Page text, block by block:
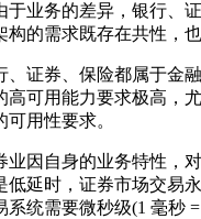
于业务的差异，银行、
的需求既存在共性，也
、证券、保险都属于金
高可用能力要求极高，
用性要求。
业因自身的业务特性，
低延时，证券市场交易
系统需要微秒级(1 毫秒